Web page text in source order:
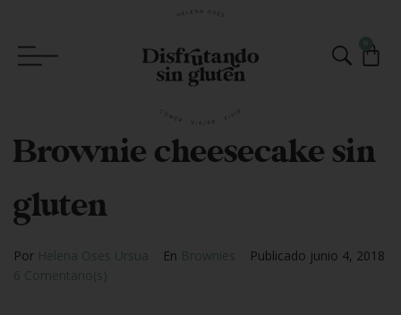
Brownie cheesecake sin
gluten
Por Helena Oses Ursua En Brownies Publicado junio 4, 2018
6 Comentario(s)